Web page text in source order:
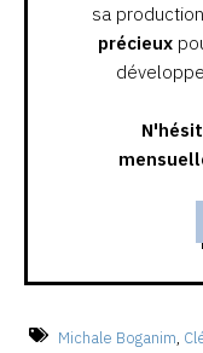
sa
précieux
Michale Boganim